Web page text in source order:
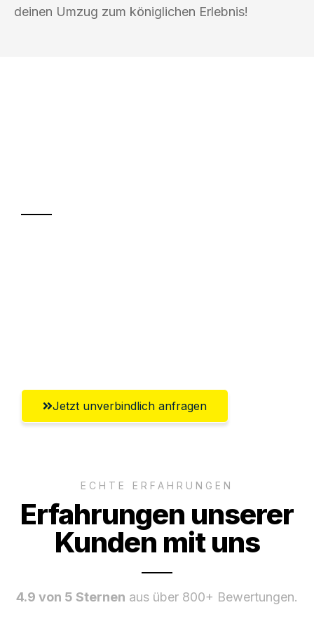
deinen Umzug zum königlichen Erlebnis!
Jetzt unverbindlich anfragen
ECHTE ERFAHRUNGEN
Erfahrungen unserer
Kunden mit uns
4.9 von 5 Sternen aus über 800+ Bewertungen.